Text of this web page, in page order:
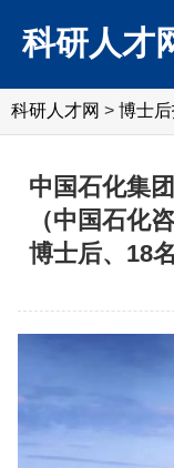
科研人才
科研人才网 > 博士
中国石化集
（中国石化
博士后、18